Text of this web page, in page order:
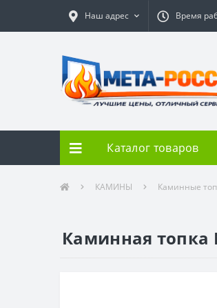
Наш адрес Время
Каталог товаров
КАМИНЫ Каминные
Каминная топка